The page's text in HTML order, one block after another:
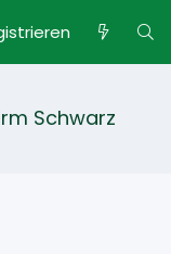
Schwarz